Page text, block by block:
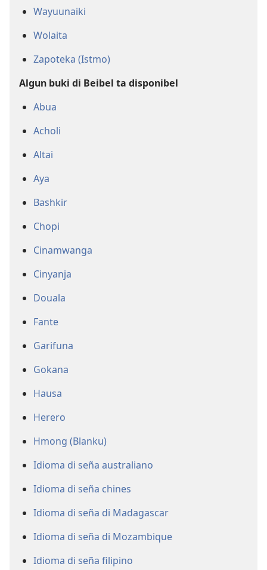
Wayuunaiki
Wolaita
Zapoteka (Istmo)
Algun buki di Beibel ta disponibel
Abua
Acholi
Altai
Aya
Bashkir
Chopi
Cinamwanga
Cinyanja
Douala
Fante
Garifuna
Gokana
Hausa
Herero
Hmong (Blanku)
Idioma di seña australiano
Idioma di seña chines
Idioma di seña di Madagascar
Idioma di seña di Mozambique
Idioma di seña filipino